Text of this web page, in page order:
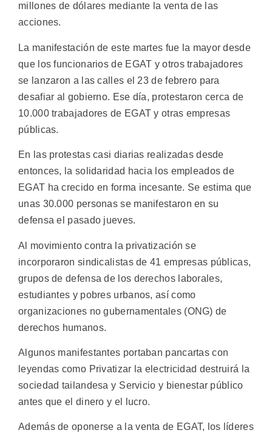
millones de dólares mediante la venta de las
acciones.
La manifestación de este martes fue la mayor desde
que los funcionarios de EGAT y otros trabajadores
se lanzaron a las calles el 23 de febrero para
desafiar al gobierno. Ese día, protestaron cerca de
10.000 trabajadores de EGAT y otras empresas
públicas.
En las protestas casi diarias realizadas desde
entonces, la solidaridad hacia los empleados de
EGAT ha crecido en forma incesante. Se estima que
unas 30.000 personas se manifestaron en su
defensa el pasado jueves.
Al movimiento contra la privatización se
incorporaron sindicalistas de 41 empresas públicas,
grupos de defensa de los derechos laborales,
estudiantes y pobres urbanos, así como
organizaciones no gubernamentales (ONG) de
derechos humanos.
Algunos manifestantes portaban pancartas con
leyendas como Privatizar la electricidad destruirá la
sociedad tailandesa y Servicio y bienestar público
antes que el dinero y el lucro.
Además de oponerse a la venta de EGAT, los líderes